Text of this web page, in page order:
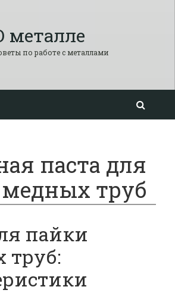
металле
по работе с металлами
паста для
труб
пайки
труб: